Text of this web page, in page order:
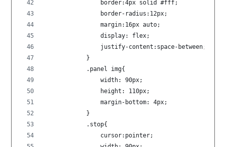
                border:4px solid #fff;
                border-radius:12px;
                margin:16px auto;
                display: flex;
                justify-content:space-between;
            }
            .panel img{
                width: 90px;
                height: 110px;
                margin-bottom: 4px;
            }
            .stop{
                cursor:pointer;